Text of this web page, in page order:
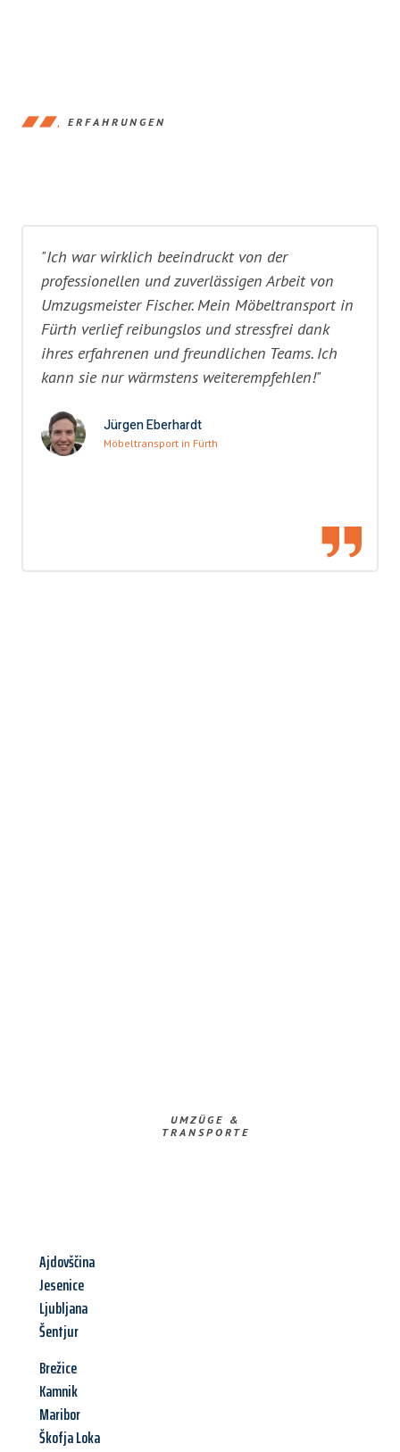
ERFAHRUNGEN
"Ich war wirklich beeindruckt von der
professionellen und zuverlässigen Arbeit von
Umzugsmeister Fischer. Mein Möbeltransport in
Fürth verlief reibungslos und stressfrei dank
ihres erfahrenen und freundlichen Teams. Ich
kann sie nur wärmstens weiterempfehlen!"
Jürgen Eberhardt
Möbeltransport in Fürth
UMZÜGE &
TRANSPORTE
Ajdovščina
Jesenice
Ljubljana
Šentjur
Brežice
Kamnik
Maribor
Škofja Loka